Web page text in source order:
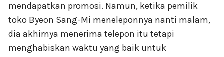
mendapatkan promosi. Namun, ketika pemilik
toko Byeon Sang-Mi meneleponnya nanti malam,
dia akhirnya menerima telepon itu tetapi
menghabiskan waktu yang baik untuk